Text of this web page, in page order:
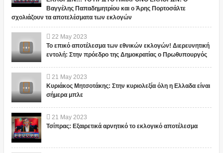
Βαγγέλης Παπαδημητρίου και ο Άρης Πορτοσάλτε
σχολιάζουν τα αποτελέσματα των εκλογών
22 May 2023
Το επικό αποτέλεσμα των εθνικών εκλογών! Διερευνητική
εντολή: Στην πρόεδρο της Δημοκρατίας ο Πρωθυπουργός
21 May 2023
Κυριάκος Μητσοτάκης: Στην κυριολεξία όλη η Ελλαδα είναι
σήμερα μπλε
21 May 2023
Τσίπρας: Εξαιρετικά αρνητικό το εκλογικό αποτέλεσμα